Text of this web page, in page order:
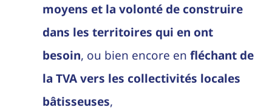
moyens et la volonté de construire
dans les territoires qui en ont
besoin, ou bien encore en fléchant de
la TVA vers les collectivités locales
bâtisseuses,